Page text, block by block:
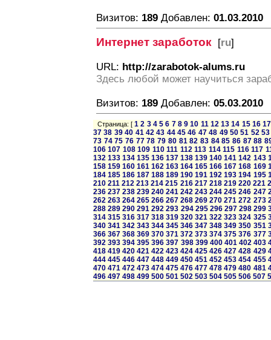
Визитов: 189 Добавлен: 01.03.2010
Интернет заработок [ru]
URL: http://zarabotok-alums.ru
Здесь любой может научиться
Визитов: 189 Добавлен: 05.03.2010
Страница: [1 2 3 4 5 6 7 8 9 10 11 12 13 14 15 16 17
37 38 39 40 41 42 43 44 45 46 47 48 49 50 51 52 53
73 74 75 76 77 78 79 80 81 82 83 84 85 86 87 88
106 107 108 109 110 111 112 113 114 115 116 117
132 133 134 135 136 137 138 139 140 141 142 143
158 159 160 161 162 163 164 165 166 167 168 169
184 185 186 187 188 189 190 191 192 193 194 195
210 211 212 213 214 215 216 217 218 219 220 221
236 237 238 239 240 241 242 243 244 245 246 247
262 263 264 265 266 267 268 269 270 271 272 273
288 289 290 291 292 293 294 295 296 297 298 299
314 315 316 317 318 319 320 321 322 323 324 325
340 341 342 343 344 345 346 347 348 349 350 351
366 367 368 369 370 371 372 373 374 375 376 377
392 393 394 395 396 397 398 399 400 401 402 403
418 419 420 421 422 423 424 425 426 427 428 429
444 445 446 447 448 449 450 451 452 453 454 455
470 471 472 473 474 475 476 477 478 479 480 481
496 497 498 499 500 501 502 503 504 505 506 507